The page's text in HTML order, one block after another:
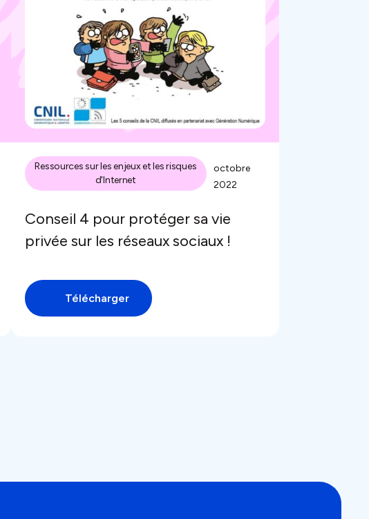
Ressources sur les enjeux et les risques
d'Internet
octobre
2022
Conseil 4 pour protéger sa vie
privée sur les réseaux sociaux !
Télécharger